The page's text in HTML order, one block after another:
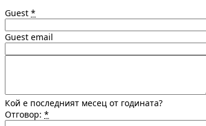
Guest *
Guest email
Кой е последният месец от годината?
Отговор: *